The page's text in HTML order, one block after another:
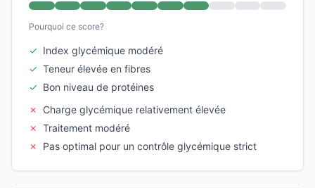
Pourquoi ce score?
✓ Index glycémique modéré
✓ Teneur élevée en fibres
✓ Bon niveau de protéines
✗
Charge glycémique relativement élevée
✗ Traitement modéré
✗
Pas optimal pour un contrôle glycémique strict